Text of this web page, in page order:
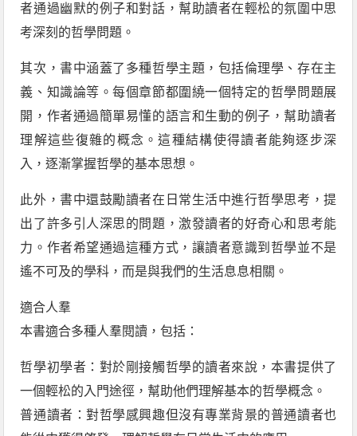
者通過幽默的例子和對話，幫助讀者在輕松的氛圍中思
考深刻的哲學問題。
其次，書中涵蓋了多種哲學主題，包括倫理學、存在主
義、知識論等。每個章節都圍繞一個特定的哲學問題展
開，作者通過簡單易懂的語言和生動的例子，幫助讀者
理解這些復雜的概念。這種結構使得讀者能夠逐步深
入，逐漸掌握哲學的基本思想。
此外，書中還鼓勵讀者在日常生活中進行哲學思考，提
出了許多引人深思的問題，激發讀者的好奇心和思考能
力。作者希望通過這種方式，讓讀者意識到哲學並不是
遙不可及的學科，而是與我們的生活息息相關。
適合人羣
本書適合多種人羣閱讀，包括：
哲學初學者：對於剛接觸哲學的讀者來說，本書提供了
一個輕松的入門途徑，幫助他們理解基本的哲學概念。
普通讀者：對哲學感興趣但沒有專業背景的普通讀者也